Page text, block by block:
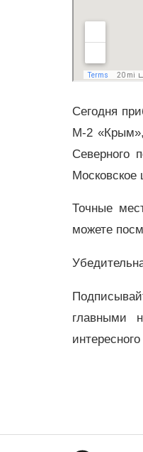
Сегодня
М-2
Северного
Московское
Точные
можете
главными